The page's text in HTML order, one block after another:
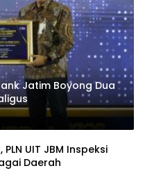
Jatim Boyong Dua
UIT JBM Inspeksi
Daerah